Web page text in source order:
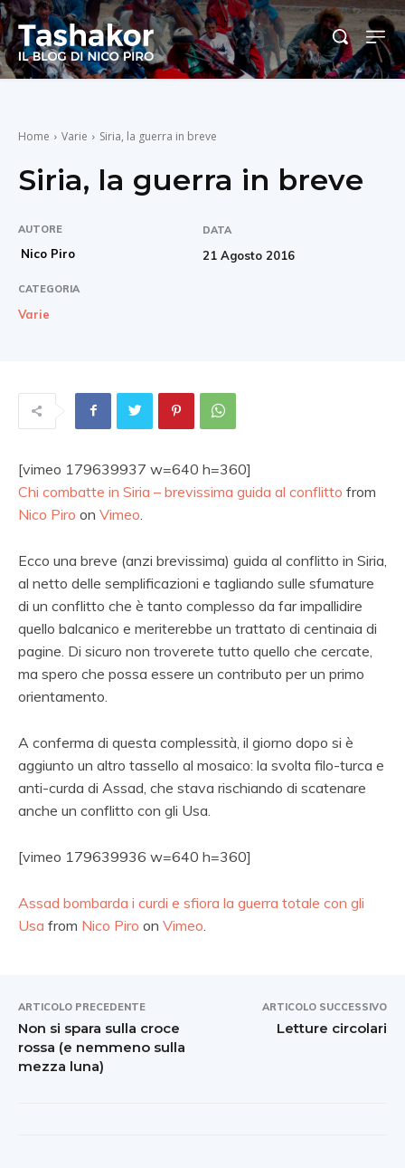
Home Varie Siria, la guerra in breve
Siria, la guerra in breve
AUTORE
Nico Piro
DATA
21 Agosto 2016
CATEGORIA
Varie
[vimeo 179639937 w=640 h=360]
Chi combatte in Siria – brevissima guida al conflitto from
Nico Piro on Vimeo
Ecco una breve (anzi brevissima) guida al conflitto in Siria,
al netto delle semplificazioni e tagliando sulle sfumature
di un conflitto che è tanto complesso da far impallidire
quello balcanico e meriterebbe un trattato di centinaia di
pagine. Di sicuro non troverete tutto quello che cercate,
ma spero che possa essere un contributo per un primo
orientamento.
A conferma di questa complessità, il giorno dopo si è
aggiunto un altro tassello al mosaico: la svolta filo-turca e
anti-curda di Assad, che stava rischiando di scatenare
anche un conflitto con gli Usa.
[vimeo 179639936 w=640 h=360]
Assad bombarda i curdi e sfiora la guerra totale con gli
Usa from Nico Piro on Vimeo
ARTICOLO PRECEDENTE
Non si spara sulla croce
rossa (e nemmeno sulla
mezza luna)
ARTICOLO SUCCESSIVO
Letture circolari